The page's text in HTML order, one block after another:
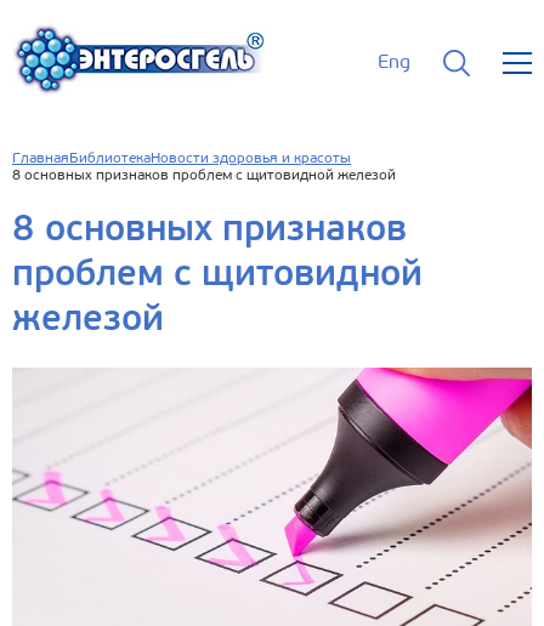
Eng
Главная БиблиотекаНовости здоровья и красоты
8 основных признаков проблем с щитовидной железой
8 основных признаков
проблем с щитовидной
железой